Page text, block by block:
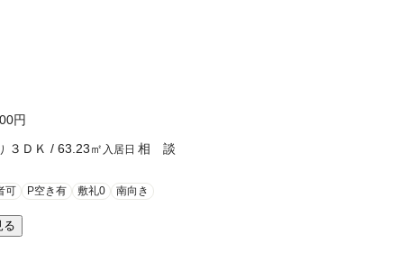
円
３ＤＫ / 63.23㎡ 入居日 相 談
可 P空き有 敷礼0 南向き
る